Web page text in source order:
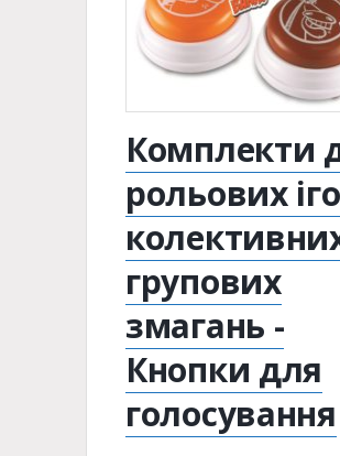
Комплекти
рольових
групових
змагань -
Кнопки для
голосування